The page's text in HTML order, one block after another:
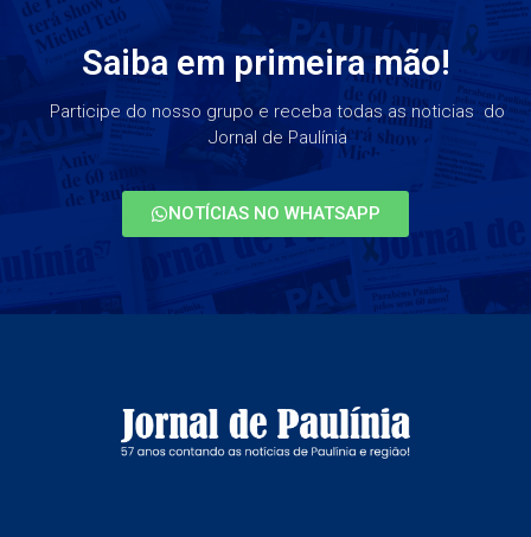
Saiba em primeira mão!
Participe do nosso grupo e receba todas as noticias do
Jornal de Paulínia
NOTÍCIAS NO WHATSAPP